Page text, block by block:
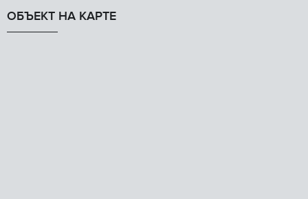
ОБЪЕКТ НА КАРТЕ